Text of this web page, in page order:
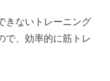
きないトレーニング
で、効率的に筋トレ